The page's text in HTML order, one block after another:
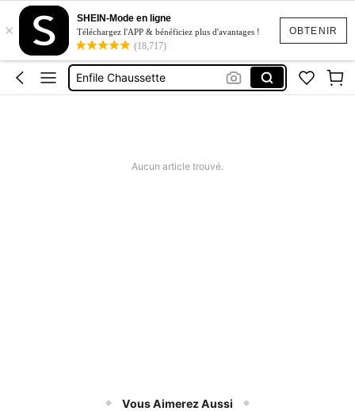
OBTENIR
×
SHEIN-Mode en ligne
Téléchargez l'APP & bénéficiez plus d'avantages !
(18,717)
Handicap
Enfile Bas De Contention
Enfile Chaussette
Aucun article trouvé.
Vous Aimerez Aussi